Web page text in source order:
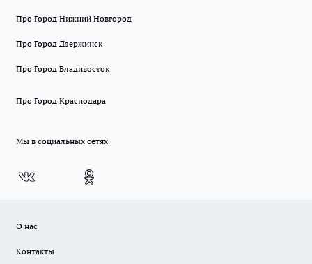
Про Город Нижний Новгород
Про Город Дзержинск
Про Город Владивосток
Про Город Краснодара
Мы в социальных сетях
О нас
Контакты